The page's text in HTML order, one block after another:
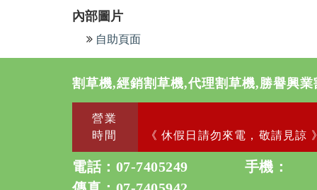
內部圖片
自助頁面
割草機,經銷割草機,代理割草機,勝譽興業
營業
時間
《 休假日請勿來電，敬請見諒 》
電話： 07-7405249
手機：